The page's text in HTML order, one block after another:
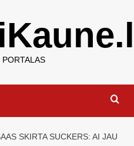
PORTALAS
SKIRTA SUCKERS: AI JAU